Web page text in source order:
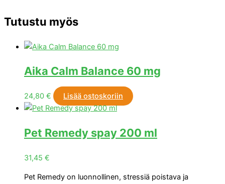
Tutustu myös
Aika Calm Balance 60 mg
24,80 € Lisää ostoskoriin
Pet Remedy spay 200 ml
31,45 €
Pet Remedy on luonnollinen, stressiä poistava ja